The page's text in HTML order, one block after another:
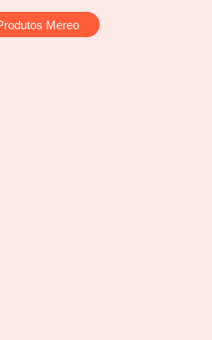
Mereo